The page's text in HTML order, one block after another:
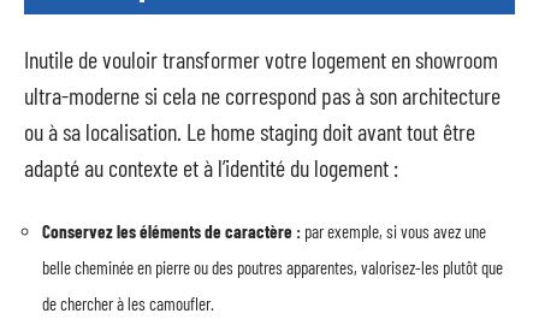
Inutile de vouloir transformer votre logement en showroom
ultra-moderne si cela ne correspond pas à son architecture
ou à sa localisation. Le home staging doit avant tout être
adapté au contexte et à l’identité du logement :
Conservez les éléments de caractère : par exemple, si vous avez une
belle cheminée en pierre ou des poutres apparentes, valorisez-les plutôt que
de chercher à les camoufler.